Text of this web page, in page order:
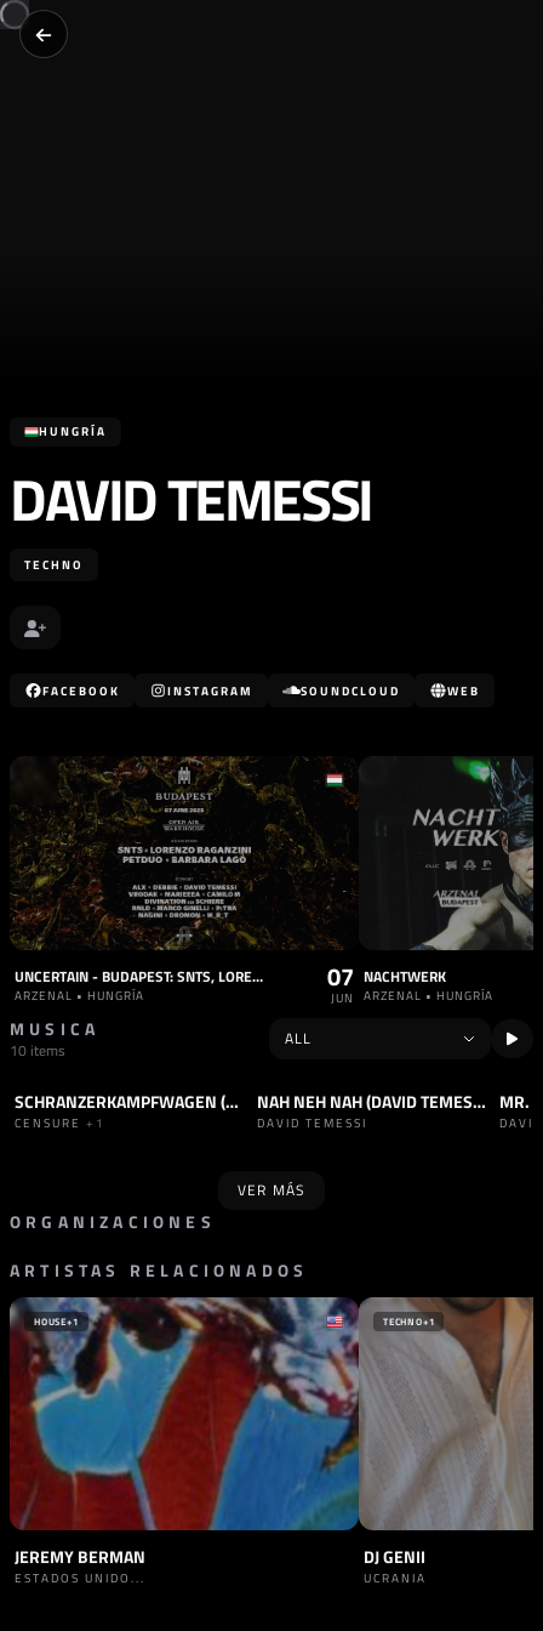
HUNGRÍA
DAVID TEMESSI
TECHNO
FACEBOOK INSTAGRAM SOUNDCLOUD WEB
UNCERTAIN - BUDAPEST: SNTS, LORENZO RAGANZINI, PETDUO, BARBARA LAGO + MORE
ARZENAL • HUNGRÍA
07
JUN
NACHTWERK
ARZENAL • HUNGRÍA
MUSICA
10 items
TRACK SCHRANZ SCHRANZERKAMPFWAGEN (CENSURE REMIX)
CENSURE +1
TRACK SCHRANZ NAH NEH NAH (DAVID TEMESSI SCHRANZ EDIT)
DAVID TEMESSI
TRACK
MR.
VER MÁS
ORGANIZACIONES
SELLO
DSR DIGITAL / DOPE
HUNGRÍA
ARTISTAS RELACIONADOS
HOUSE+1
JEREMY BERMAN
ESTADOS UNIDO...
TECHNO+1
DJ GENII
UCRANIA